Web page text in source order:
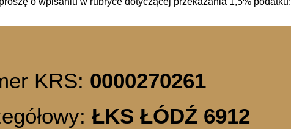
KRS: 0000270261
ŁKS ŁÓDŹ 6912